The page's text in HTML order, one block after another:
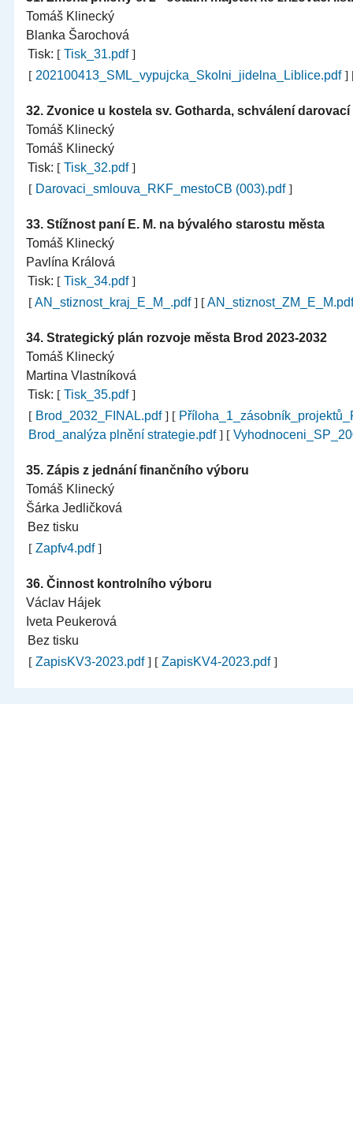
Tomáš Klinecký
Blanka Šarochová
Tisk: [ Tisk_31.pdf]
[ 202100413_SML_vypujcka_Skolni_jidelna_Liblice.pdf]
32. Zvonice u kostela sv. Gotharda, schválení
Tomáš Klinecký
Tomáš Klinecký
Tisk: [ Tisk_32.pdf]
[ Darovaci_smlouva_RKF_mestoCB (003).pdf]
33. Stížnost paní E. M. na bývalého starostu města
Tomáš Klinecký
Pavlína Králová
Tisk: [ Tisk_34.pdf]
[AN_stiznost_kraj_E_M_.pdf] [
34. Strategický plán rozvoje města Brod 2023-2032
Tomáš Klinecký
Martina Vlastníková
Tisk: [ Tisk_35.pdf]
[ Brod_2032_FINAL.pdf] [
Brod_analýza plnění strategie.pdf] [
35. Zápis z jednání finančního výboru
Tomáš Klinecký
Šárka Jedličková
Bez tisku
[ Zapfv4.pdf]
36. Činnost kontrolního výboru
Václav Hájek
Iveta Peukerová
Bez tisku
[ ZapisKV3-2023.pdf] [ ZapisKV4-2023.pdf]